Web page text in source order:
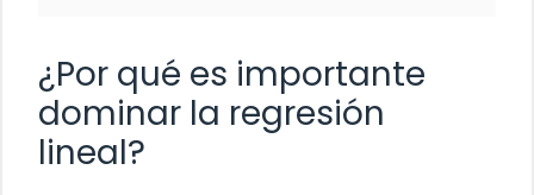
¿Por qué es importante
dominar la regresión
lineal?